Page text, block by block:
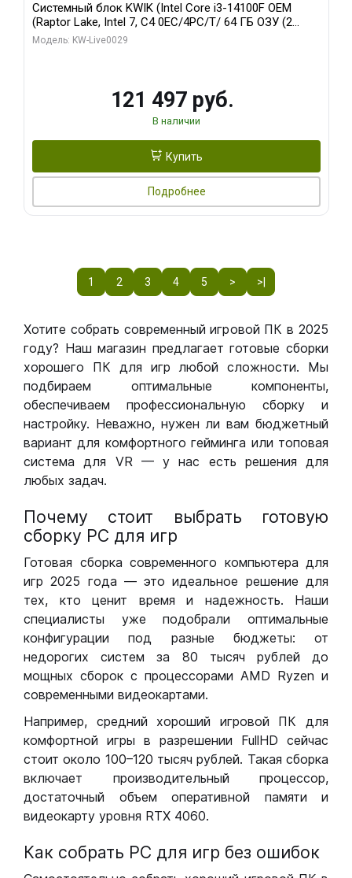
Системный блок KWIK (Intel Core i3-14100F OEM
(Raptor Lake, Intel 7, C4 0EC/4PC/T/ 64 ГБ ОЗУ (2
модуля)/ MSI RTX5060Ti SHADOW 2X OC PLUS 8GB
Модель: KW-Live0029
121 497 руб.
В наличии
Купить
Подробнее
1 2 3 4 5 > >|
Хотите собрать современный игровой ПК в 2025
году? Наш магазин предлагает готовые сборки
хорошего ПК для игр любой сложности. Мы
подбираем оптимальные компоненты,
обеспечиваем профессиональную сборку и
настройку. Неважно, нужен ли вам бюджетный
вариант для комфортного гейминга или топовая
система для VR — у нас есть решения для
любых задач.
Почему стоит выбрать готовую
сборку РС для игр
Готовая сборка современного компьютера для
игр 2025 года — это идеальное решение для
тех, кто ценит время и надежность. Наши
специалисты уже подобрали оптимальные
конфигурации под разные бюджеты: от
недорогих систем за 80 тысяч рублей до
мощных сборок с процессорами AMD Ryzen и
современными видеокартами.
Например, средний хороший игровой ПК для
комфортной игры в разрешении FullHD сейчас
стоит около 100–120 тысяч рублей. Такая сборка
включает производительный процессор,
достаточный объем оперативной памяти и
видеокарту уровня RTX 4060.
Как собрать РС для игр без ошибок